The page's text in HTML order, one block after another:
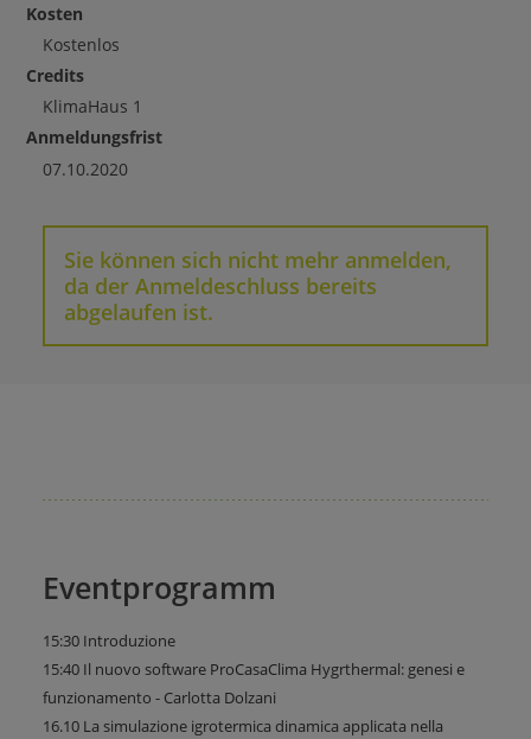
Kosten
Kostenlos
Credits
KlimaHaus 1
Anmeldungsfrist
07.10.2020
Sie können sich nicht mehr anmelden,
da der Anmeldeschluss bereits
abgelaufen ist.
Eventprogramm
15:30 Introduzione
15:40 Il nuovo software ProCasaClima Hygrthermal: genesi e
funzionamento - Carlotta Dolzani
16.10 La simulazione igrotermica dinamica applicata nella